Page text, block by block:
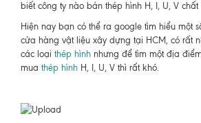
biết công ty nào bán thép hình H, I, U, V
Hiện nay bạn có thể ra google tìm hiểu một
cửa hàng vật liệu xây dựng tại HCM, có rất
các loại thép hình nhưng để tìm một địa
mua thép hình H, I, U, V thì rất khó.